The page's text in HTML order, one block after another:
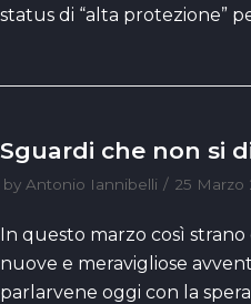
status di “alta protezione”
Sguardi che non si
by Antonio Iannibelli 25 Marzo
In questo marzo così
nuove e meravigliose
parlarvene oggi con la